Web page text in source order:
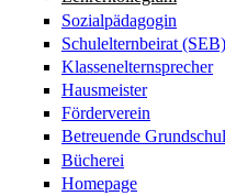
Sozialpädagogin
Schulelternbeirat (SEB)
Klassenelternsprecher
Hausmeister
Förderverein
Betreuende
Bücherei
Homepage